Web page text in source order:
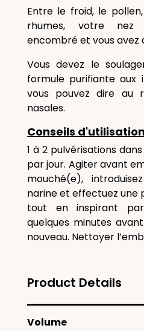
Entre le froid, le
rhumes, votre nez
encombré et vous avez
Vous devez le
formule purifiante aux
vous pouvez dire au
nasales.
Conseils d'utilisation
1 à 2 pulvérisations
par jour. Agiter avant
mouché(e),
narine et effectuez une
tout en inspirant
quelques minutes
nouveau. Nettoyer
Product Details
Volume